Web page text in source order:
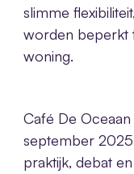
slimme
worden beperkt
woning.
Café De
september
praktijk, debat